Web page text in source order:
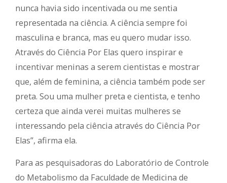
nunca havia sido incentivada ou me sentia
representada na ciência. A ciência sempre foi
masculina e branca, mas eu quero mudar isso.
Através do Ciência Por Elas quero inspirar e
incentivar meninas a serem cientistas e mostrar
que, além de feminina, a ciência também pode ser
preta. Sou uma mulher preta e cientista, e tenho
certeza que ainda verei muitas mulheres se
interessando pela ciência através do Ciência Por
Elas”, afirma ela.
Para as pesquisadoras do Laboratório de Controle
do Metabolismo da Faculdade de Medicina de